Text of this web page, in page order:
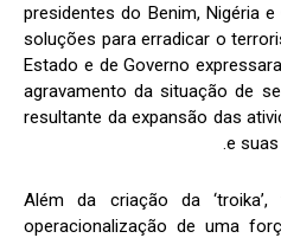
presidentes do Benim, Nigéria
soluções para erradicar o
Estado e de Governo
agravamento da situação de
resultante da expansão das
e
Além da criação da
operacionalização de uma